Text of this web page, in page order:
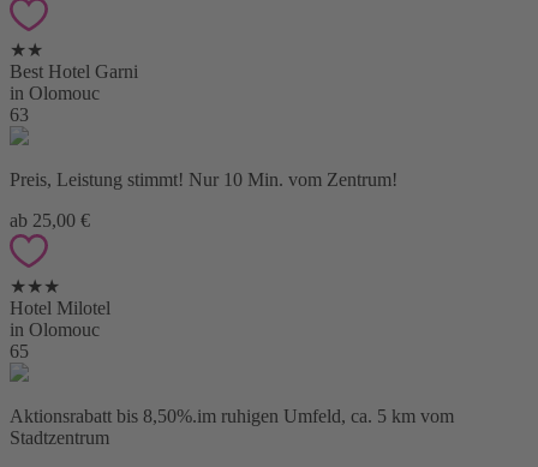
★★
Best Hotel Garni
in Olomouc
63
Preis, Leistung stimmt! Nur 10 Min. vom Zentrum!
ab 25,00 €
★★★
Hotel Milotel
in Olomouc
65
Aktionsrabatt bis 8,50%.im ruhigen Umfeld, ca. 5 km vom
Stadtzentrum